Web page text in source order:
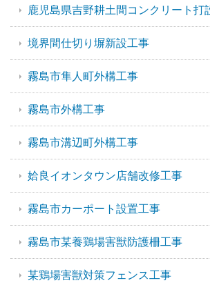
鹿児島県吉野耕土間コンクリート打
境界間仕切り塀新設工事
霧島市隼人町外構工事
霧島市外構工事
霧島市溝辺町外構工事
姶良イオンタウン店舗改修工事
霧島市カーポート設置工事
霧島市某養鶏場害獣防護柵工事
某鶏場害獣対策フェンス工事